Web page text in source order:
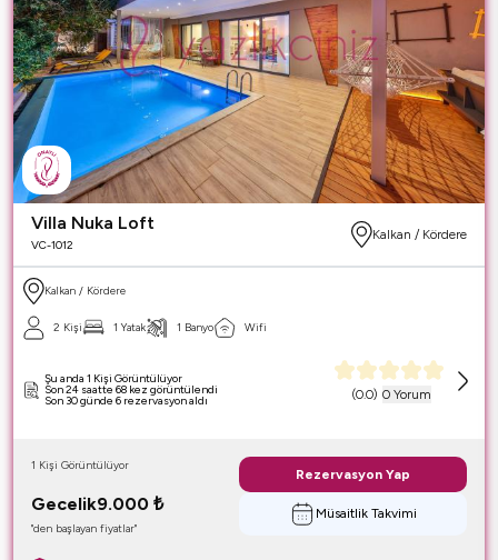
Villa Nuka Loft
VC-1012
Kalkan / Kördere
Kalkan / Kördere
2 Kişi 1 Yatak 1 Banyo Wifi
(0.0) 0 Yorum
Şu anda 1 Kişi Görüntülüyor
Son 24 saatte 68 kez görüntülendi
Son 30 günde 6 rezervasyon aldı
Gecelik9.000 ₺
"den başlayan fiyatlar"
1 Kişi Görüntülüyor
Rezervasyon Yap
Müsaitlik Takvimi